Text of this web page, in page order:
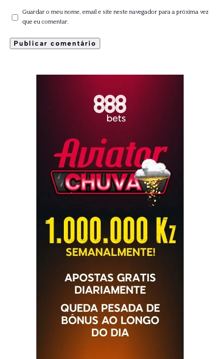
Guardar o meu nome, email e site neste navegador para a próxima vez
que eu comentar.